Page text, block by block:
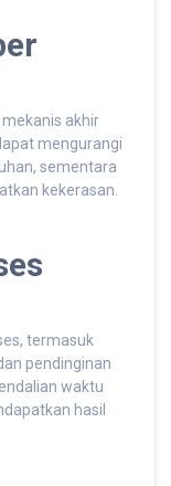
akhir
mengurangi
sementara
kekerasan.
termasuk
pendinginan
waktu
hasil